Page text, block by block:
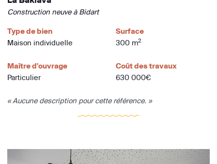
Construction neuve à Bidart
Type de bien
Maison individuelle
Surface
300 m2
Maître d'ouvrage
Particulier
Coût des travaux
630 000€
« Aucune description pour cette référence. »